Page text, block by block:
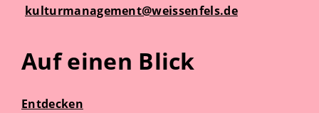
kulturmanagement@weissenfels.de
Auf einen Blick
Entdecken